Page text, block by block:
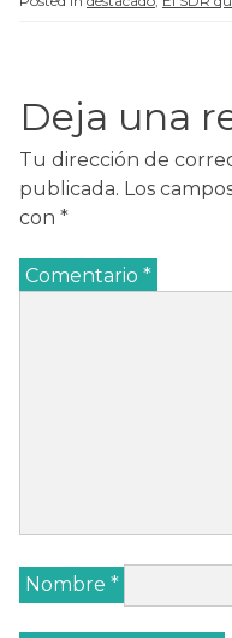
Deja una
Tu dirección de
publicada. Los
con *
Comentario *
Nombre *